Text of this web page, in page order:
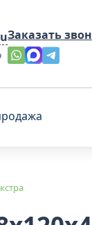
Заказать